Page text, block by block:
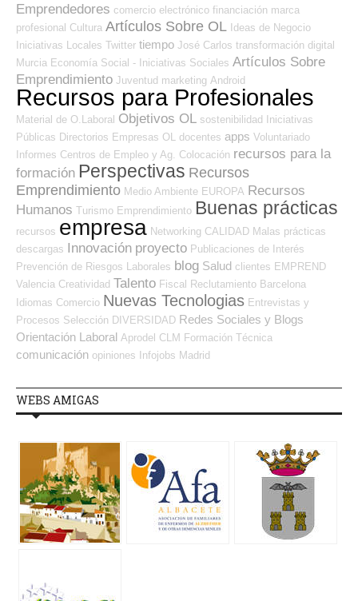
Emprendedores comercio electrónico financiación marca
profesional Cultura Artículos Sobre OL Ideas de Negocio
Iniciativas Locales Twitter tiempo José Carlos transformación digital
Murcia Economía Social - Iniciativas Sociales Artículos Sobre
Emprendimiento Juventud marketing Android
Recursos para Profesionales
Material de O.Laboral Objetivos OL sostenibilidad Iniciativas
Públicas Directorios Empresas OL docentes apps Voluntariado
Informes Centros de Empleo y Ag. Colocación recursos para la
formación Perspectivas Recursos
Emprendimiento Medio Ambiente EUROPA Recursos
Humanos Turismo Emprendimiento Buenas prácticas
recursos empresa Networking CALIDAD Malas prácticas
descargas Innovación proyecto Publicaciones de Interés
Prevención de Riesgos Laborales blog Salud clientes EMPREND
Valencia Creatividad Talento Fiscal Reclutamiento Barcelona
Idiomas Comercio Nuevas Tecnologias Entrevistas y
Procesos Selección DIVERSIDAD Redes Sociales y Blogs
Orientación Laboral Aprodel CLM Formación Técnica
comunicación opiniones Infojobs Madrid
WEBS AMIGAS